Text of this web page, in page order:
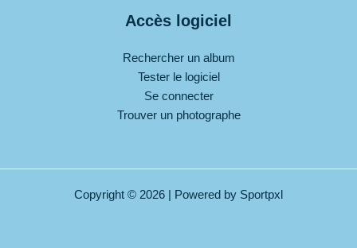
Accès logiciel
Rechercher un album
Tester le logiciel
Se connecter
Trouver un photographe
Copyright © 2026 | Powered by Sportpxl